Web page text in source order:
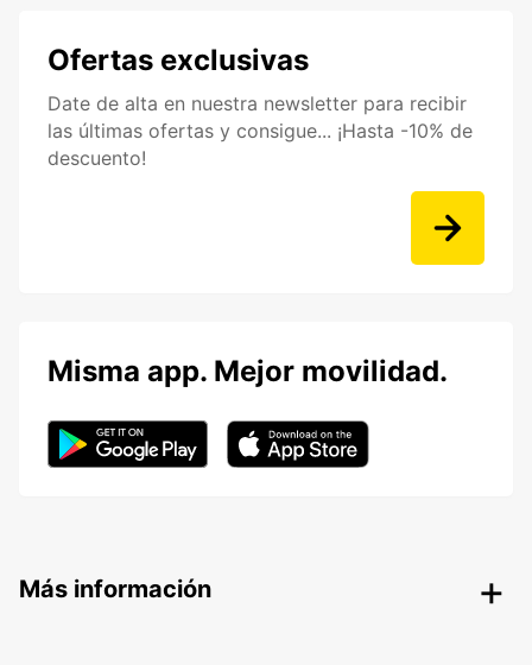
Ofertas exclusivas
Date de alta en nuestra newsletter para recibir
las últimas ofertas y consigue... ¡Hasta -10% de
descuento!
Misma app. Mejor movilidad.
Más información